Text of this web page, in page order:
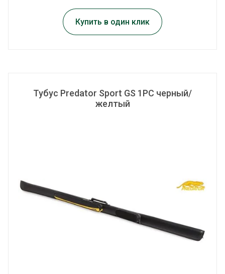
Купить в один клик
Тубус Predator Sport GS 1PC черный/
желтый